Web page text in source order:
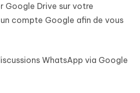
Google Drive sur votre
compte Google afin de vous
WhatsApp via Google